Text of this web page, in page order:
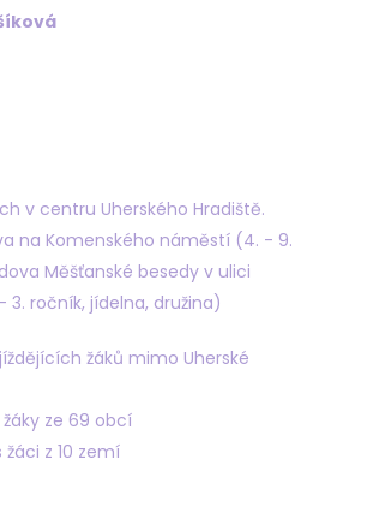
v centru Uherského Hradiště.
na Komenského náměstí (4. - 9.
Měšťanské besedy v ulici
3. ročník, jídelna, družina)
žáků mimo Uherské
ze 69 obcí
z 10 zemí